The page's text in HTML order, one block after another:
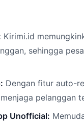
Kirimi.id
sehingga
Dengan fitur auto-
pelanggan
Unofficial: